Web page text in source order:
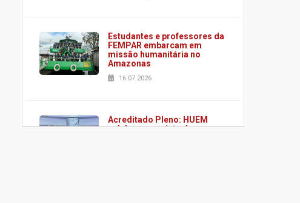
Estudantes e professores da
FEMPAR embarcam em
missão humanitária no
Amazonas
16.07.2026
Acreditado Pleno: HUEM
celebra conquista de